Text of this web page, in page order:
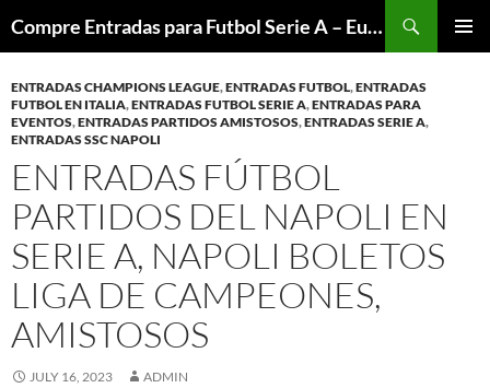
to
Compre Entradas para Futbol Serie A – Europa League – Premier League – Bundesliga
ENTRADAS CHAMPIONS LEAGUE,ENTRADAS FUTBOL,ENTRADAS
FUTBOL EN ITALIA,ENTRADAS FUTBOL SERIE A,ENTRADAS PARA
EVENTOS,ENTRADAS PARTIDOS AMISTOSOS,ENTRADAS SERIE A,
ENTRADAS SSC NAPOLI
ENTRADAS FÚTBOL
PARTIDOS DEL NAPOLI EN
SERIE A, NAPOLI BOLETOS
LIGA DE CAMPEONES,
AMISTOSOS
JULY 16, 2023 ADMIN